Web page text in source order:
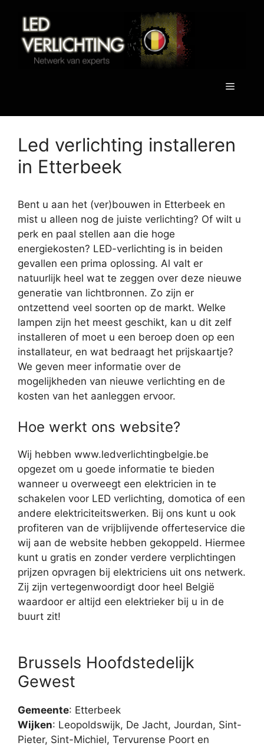
inhoud
Menu
Led verlichting installeren
in Etterbeek
Bent u aan het (ver)bouwen in Etterbeek en
mist u alleen nog de juiste verlichting? Of wilt u
perk en paal stellen aan die hoge
energiekosten? LED-verlichting is in beiden
gevallen een prima oplossing. Al valt er
natuurlijk heel wat te zeggen over deze nieuwe
generatie van lichtbronnen. Zo zijn er
ontzettend veel soorten op de markt. Welke
lampen zijn het meest geschikt, kan u dit zelf
installeren of moet u een beroep doen op een
installateur, en wat bedraagt het prijskaartje?
We geven meer informatie over de
mogelijkheden van nieuwe verlichting en de
kosten van het aanleggen ervoor.
Hoe werkt ons website?
Wij hebben www.ledverlichtingbelgie.be
opgezet om u goede informatie te bieden
wanneer u overweegt een elektricien in te
schakelen voor LED verlichting, domotica of een
andere elektriciteitswerken. Bij ons kunt u ook
profiteren van de vrijblijvende offerteservice die
wij aan de website hebben gekoppeld. Hiermee
kunt u gratis en zonder verdere verplichtingen
prijzen opvragen bij elektriciens uit ons netwerk.
Zij zijn vertegenwoordigt door heel België
waardoor er altijd een elektrieker bij u in de
buurt zit!
Brussels Hoofdstedelijk
Gewest
Gemeente: Etterbeek
Wijken: Leopoldswijk, De Jacht, Jourdan, Sint-
Pieter, Sint-Michiel, Tervurense Poort en